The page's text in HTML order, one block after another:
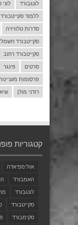
לונגבורד לוני
ללמוד סקייטבורד
סדרות טלוויזיה
סקייטבורד חשמלי
סקייטבורד רחוב
סרטים פינגר
פרסומות
רודני מולן
קטגוריות
אולימפיאדה
האמבורד
לונגבורד
סקייטבורד
סקימבורד